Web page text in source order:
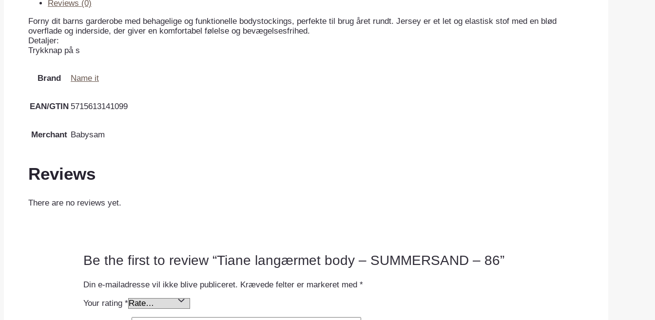
Reviews (0)
Forny dit barns garderobe med behagelige og funktionelle bodystockings, perfekte til brug året rundt. Jersey er et let og elastisk stof med en blød
overflade og inderside, der giver en komfortabel følelse og bevægelsesfrihed.
Detaljer:
Trykknap på s
Brand Name it
EAN/GTIN 5715613141099
Merchant Babysam
Reviews
There are no reviews yet.
Be the first to review “Tiane langærmet body – SUMMERSAND – 86”
Din e-mailadresse vil ikke blive publiceret. Krævede felter er markeret med*
Your rating*